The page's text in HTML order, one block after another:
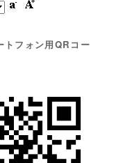
トフォン用QRコー